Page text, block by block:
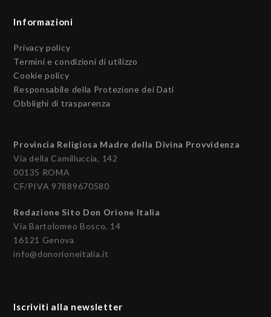
Informazioni
Privacy policy
Termini e condizioni di utilizzo
Cookie policy
Responsabile della Protezione dei Dati
Obblighi di trasparenza
Provincia Religiosa Madre della Divina Provvidenza
Via della Camilluccia, 142
00135 ROMA
CF/PIVA 97889670580
Redazione Sito Don Orione Italia
Via Bartolomeo Bosco, 14
16121 Genova
info@donorioneitalia.it
Iscriviti alla newsletter